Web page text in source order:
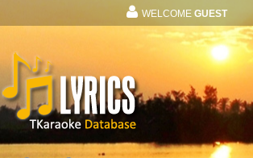
WELCOME GUEST